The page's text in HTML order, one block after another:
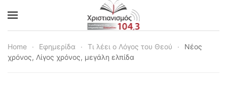
Skip to main content
Home Εφημερίδα Τι λέει ο Λόγος του Θεού
Νέος
χρόνος, Λίγος χρόνος, μεγάλη ελπίδα